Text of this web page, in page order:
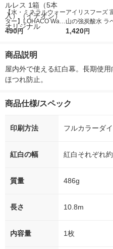
【水・ミネラルウォー
ター】LOHACO Wate
r（ロハコウォータ
シ） オリジナル
490円
アイリスフーズ
山の強炭酸水 ラ
レス 500ml 1箱（
1,420円
商品説明
屋内外で使える紅白幕。長期使
ほつれ防止。
商品仕様/スペック
印刷方法 フルカラーダ
紅白の幅 紅白それぞれ
質量 486g
長さ 10.8m
内容量 1枚